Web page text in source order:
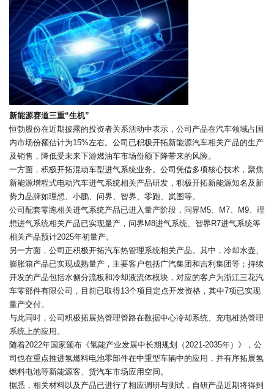
新能源赛道三重“生机”
恒勃股份在近期披露的投资者关系活动中表示，公司产品在汽车领域占国
内市场份额估计为15%左右。公司已积极开拓新能源汽车相关产品的生产
及销售，降低受未来下游燃油车市场份额下降带来的风险。
一方面，积极开拓混动车型进气系统业务。公司凭借多项核心技术，聚焦
新能源增程式电动汽车进气系统相关产品研发，积极开拓新能源知名及新
势力品牌如理想、小鹏、问界、智界、零跑、岚图等。
公司配套零跑相关进气系统产品已进入量产阶段，问界M5、M7、M9、理
想进气系统相关产品已实现量产，问界M8进气系统、智界R7进气系统等
相关产品预计2025年初量产。
另一方面，公司正积极开拓汽车热管理系统相关产品。其中，冷却水壶、
膨胀箱产品已实现成熟量产，主要客户包括广汽集团和吉利集团等；持续
开发的产品包括水侧分流板和冷却液流体模块，对应的客户为浙江三花汽
车零部件有限公司，目前已取得13个项目定点开发资格，其中7项已实现
量产交付。
与此同时，公司积极拓展热管理管路在数据中心冷却系统、充电桩热管理
系统上的应用。
随着2022年国家颁布《氢能产业发展中长期规划（2021-2035年）》，公
司也在重点推进氢燃料电池零部件在中重型车辆中的应用，并有序拓展氢
燃料电池等新能源客、货汽车市场应用空间。
据悉，相关材料以及产品已进行了相应调研与测试，自研产品近期将得到